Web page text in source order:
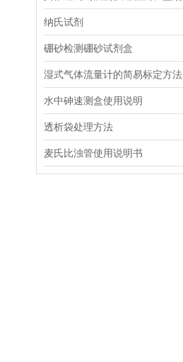
纳氏试剂
硼砂检测硼砂试剂盒
湿式气体流量计的简易标定方法
水中砷速测盒使用说明
透析袋处理方法
麦氏比浊管使用说明书